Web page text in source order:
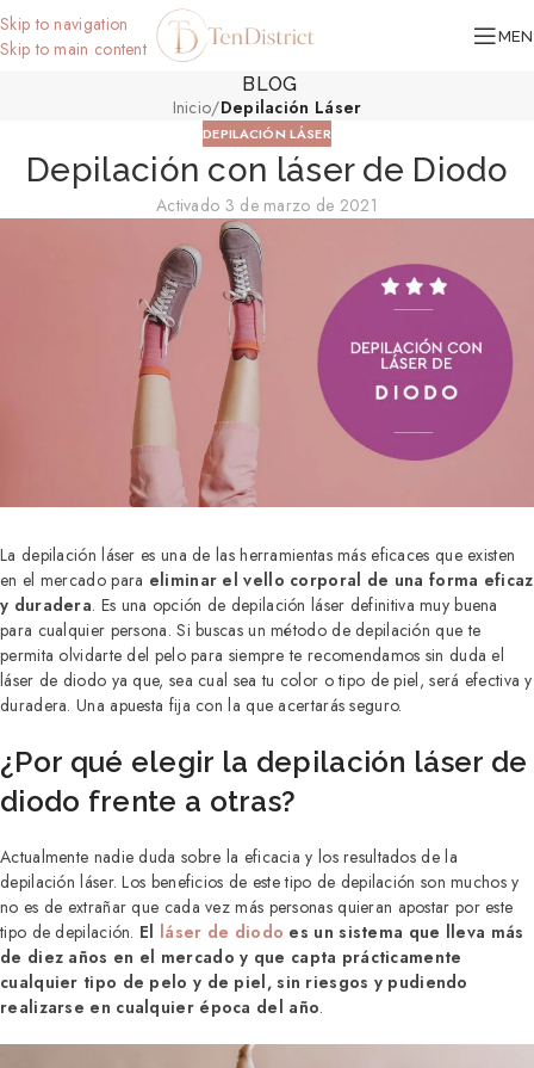
Skip to navigation
Skip to main content
BLOG
Inicio/Depilación Láser
DEPILACIÓN LÁSER
Depilación con láser de Diodo
Activado 3 de marzo de 2021
La depilación láser es una de las herramientas más eficaces que existen
en el mercado para eliminar el vello corporal de una forma eficaz
y duradera. Es una opción de depilación láser definitiva muy buena
para cualquier persona. Si buscas un método de depilación que te
permita olvidarte del pelo para siempre te recomendamos sin duda el
láser de diodo ya que, sea cual sea tu color o tipo de piel, será efectiva y
duradera. Una apuesta fija con la que acertarás seguro.
¿Por qué elegir la depilación láser de
diodo frente a otras?
Actualmente nadie duda sobre la eficacia y los resultados de la
depilación láser. Los beneficios de este tipo de depilación son muchos y
no es de extrañar que cada vez más personas quieran apostar por este
tipo de depilación. El láser de diodo es un sistema que lleva más
de diez años en el mercado y que capta prácticamente
cualquier tipo de pelo y de piel, sin riesgos y pudiendo
realizarse en cualquier época del año.